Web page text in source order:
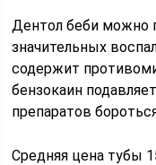
Дентол беби можно
значительных
содержит
бензокаин
препаратов
Средняя цена тубы